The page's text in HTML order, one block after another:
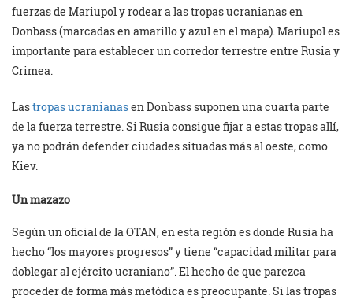
fuerzas de Mariupol y rodear a las tropas ucranianas en
Donbass (marcadas en amarillo y azul en el mapa). Mariupol es
importante para establecer un corredor terrestre entre Rusia y
Crimea.
Lastropas ucranianasen Donbass suponen una cuarta parte
de la fuerza terrestre. Si Rusia consigue fijar a estas tropas allí,
ya no podrán defender ciudades situadas más al oeste, como
Kiev.
Un mazazo
Según un oficial de la OTAN, en esta región es donde Rusia ha
hecho “los mayores progresos” y tiene “capacidad militar para
doblegar al ejército ucraniano”. El hecho de que parezca
proceder de forma más metódica es preocupante. Si las tropas